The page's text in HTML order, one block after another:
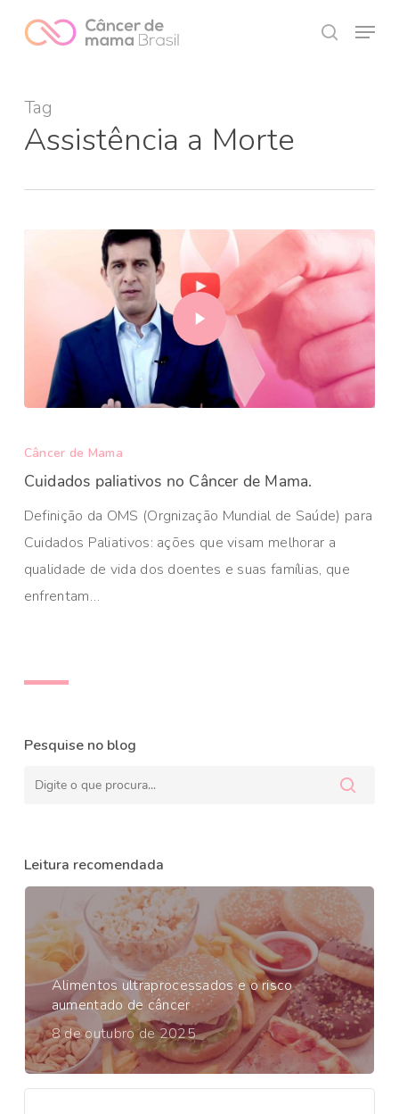
Menu
Tag
Assistência a Morte
Câncer de Mama
Cuidados paliativos no Câncer de Mama.
Definição da OMS (Orgnização Mundial de Saúde) para
Cuidados Paliativos: ações que visam melhorar a
qualidade de vida dos doentes e suas famílias, que
enfrentam…
Pesquise no blog
Leitura recomendada
Alimentos ultraprocessados e o risco
aumentado de câncer
8 de outubro de 2025